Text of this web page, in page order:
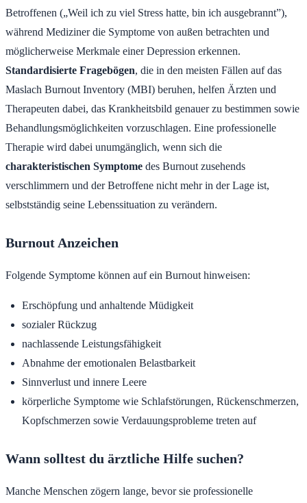
Betroffenen („Weil ich zu viel Stress hatte, bin ich ausgebrannt”),
während Mediziner die Symptome von außen betrachten und
möglicherweise Merkmale einer Depression erkennen.
Standardisierte Fragebögen, die in den meisten Fällen auf das
Maslach Burnout Inventory (MBI) beruhen, helfen Ärzten und
Therapeuten dabei, das Krankheitsbild genauer zu bestimmen sowie
Behandlungsmöglichkeiten vorzuschlagen. Eine professionelle
Therapie wird dabei unumgänglich, wenn sich die
charakteristischen Symptome des Burnout zusehends
verschlimmern und der Betroffene nicht mehr in der Lage ist,
selbstständig seine Lebenssituation zu verändern.
Burnout Anzeichen
Folgende Symptome können auf ein Burnout hinweisen:
Erschöpfung und anhaltende Müdigkeit
sozialer Rückzug
nachlassende Leistungsfähigkeit
Abnahme der emotionalen Belastbarkeit
Sinnverlust und innere Leere
körperliche Symptome wie Schlafstörungen, Rückenschmerzen,
Kopfschmerzen sowie Verdauungsprobleme treten auf
Wann solltest du ärztliche Hilfe suchen?
Manche Menschen zögern lange, bevor sie professionelle